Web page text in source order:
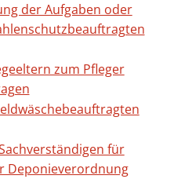
der Aufgaben oder
zum Pfleger
für
Deponieverordnung